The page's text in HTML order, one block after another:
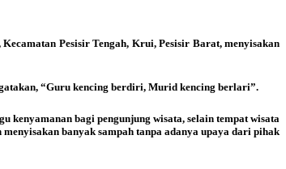
Pesisir Tengah, Krui, Pesisir Barat, menyisakan
“Guru kencing berdiri, Murid kencing berlari”.
kenyamanan bagi pengunjung wisata, selain tempat wisata
banyak sampah tanpa adanya upaya dari pihak